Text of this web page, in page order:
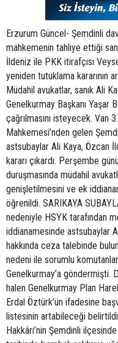
Erzurum Güncel- Şemdinli
mahkemenin tahliye ettiği
İldeniz ile PKK itirafçısı
yeniden tutuklama kararının
Müdahil avukatlar, sanık Ali
Genelkurmay Başkanı Yaşar
çağrılmasını isteyecek. Van
Mahkemesi’nden gelen
astsubaylar Ali Kaya, Özcan
kararı çıkardı. Perşembe
duruşmasında müdahil
genişletilmesini ve ek
öğrenildi. SARIKAYA
nedeniyle HSYK tarafından
iddianamesinde astsubaylar
hakkında ceza talebinde
nedeni ile sorumlu komutanlar
Genelkurmay’a göndermişti.
halen Genelkurmay Plan
Erdal Öztürk’ün ifadesine
listesinin artabileceği
Hakkâri’nin Şemdinli